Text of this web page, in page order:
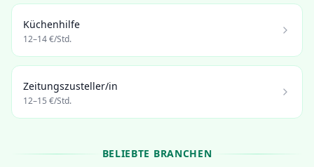
Küchenhilfe
12–14€/Std.
Zeitungszusteller/in
12–15 €/Std.
BELIEBTE BRANCHEN